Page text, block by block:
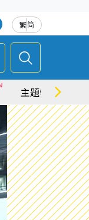
繁简
主題特集